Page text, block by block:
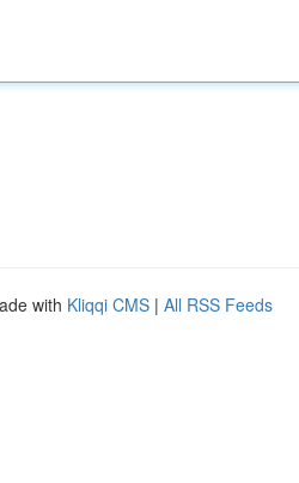
with Kliqqi CMS | All RSS Feeds